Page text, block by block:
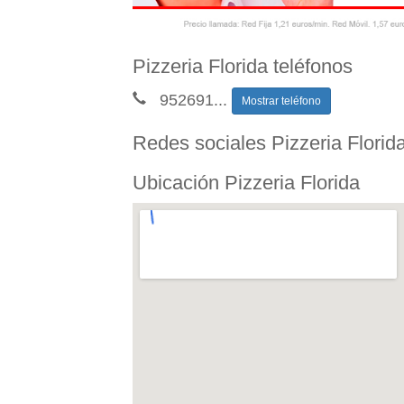
Pizzeria Florida teléfonos
952691... Mostrar teléfono
Redes sociales Pizzeria
Ubicación Pizzeria Florida